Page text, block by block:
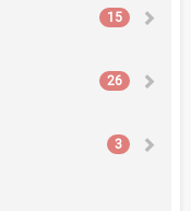
15
26
3